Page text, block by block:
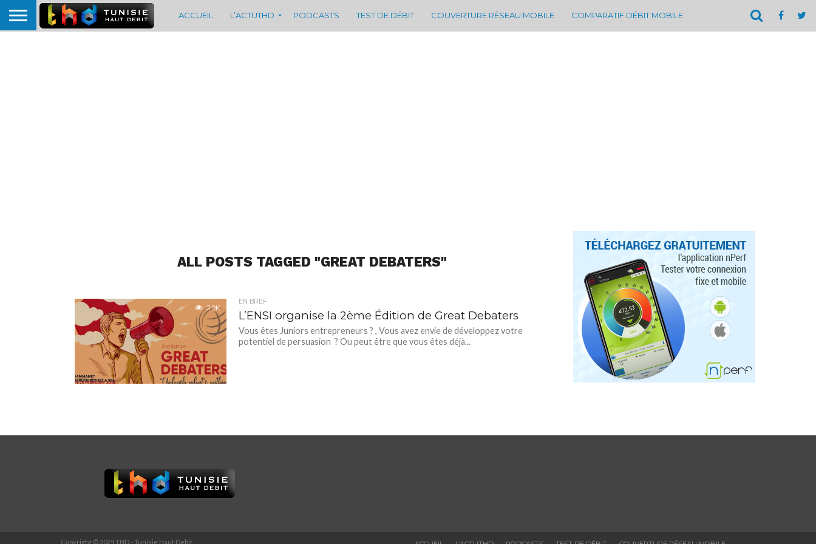
ACCUEIL L’ACTUTHD PODCASTS TEST DE DÉBIT COUVERTURE RÉSEAU MOBILE COMPARATIF DÉBIT MOBILE
ALL POSTS TAGGED "GREAT DEBATERS"
2.9K
EN BREF
L’ENSI organise la 2ème Édition de Great Debaters
Vous êtes Juniors entrepreneurs ? , Vous avez envie de développez votre
potentiel de persuasion ? Ou peut être que vous êtes déjà...
Copyright © 2025 THD - Tunisie Haut Debit.